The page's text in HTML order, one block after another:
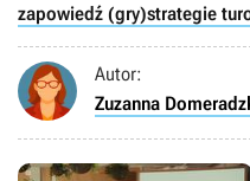
zapowiedź (gry)strategie
Autor:
Zuzanna